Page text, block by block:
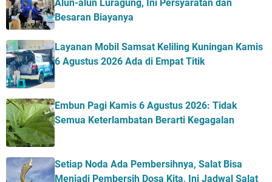
Alun-alun Luragung, Ini Persyaratan dan
Besaran Biayanya
Layanan Mobil Samsat Keliling Kuningan Kamis
6 Agustus 2026 Ada di Empat Titik
Embun Pagi Kamis 6 Agustus 2026: Tidak
Semua Keterlambatan Berarti Kegagalan
Setiap Noda Ada Pembersihnya, Salat Bisa
Menjadi Pembersih Dosa Kita, Ini Jadwal Salat